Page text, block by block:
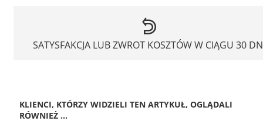
SATYSFAKCJA LUB ZWROT KOSZTÓW W CIĄGU 30
KLIENCI, KTÓRZY WIDZIELI TEN ARTYKUŁ, OGLĄDALI
RÓWNIEŻ ...